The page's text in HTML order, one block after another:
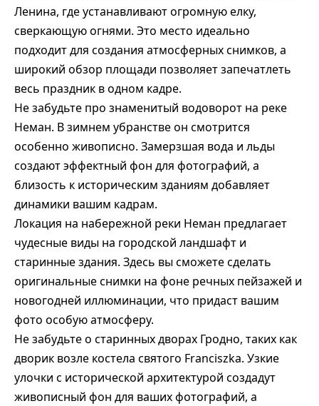
Ленина, где устанавливают огромную елку,
сверкающую огнями. Это место идеально
подходит для создания атмосферных снимков, а
широкий обзор площади позволяет запечатлеть
весь праздник в одном кадре.
Не забудьте про знаменитый водоворот на реке
Неман. В зимнем убранстве он смотрится
особенно живописно. Замерзшая вода и льды
создают эффектный фон для фотографий, а
близость к историческим зданиям добавляет
динамики вашим кадрам.
Локация на набережной реки Неман предлагает
чудесные виды на городской ландшафт и
старинные здания. Здесь вы сможете сделать
оригинальные снимки на фоне речных пейзажей и
новогодней иллюминации, что придаст вашим
фото особую атмосферу.
Не забудьте о старинных дворах Гродно, таких как
дворик возле костела святого Franciszka. Узкие
улочки с исторической архитектурой создадут
живописный фон для ваших фотографий, а